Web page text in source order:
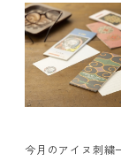
今月のアイヌ刺繍